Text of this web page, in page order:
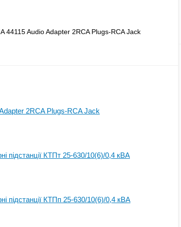
44115 Audio Adapter 2RCA Plugs-RCA Jack
2RCA Plugs-RCA Jack
підстанції КТПт 25-630/10(6)/0,4 кВА
підстанції КТПп 25-630/10(6)/0,4 кВА